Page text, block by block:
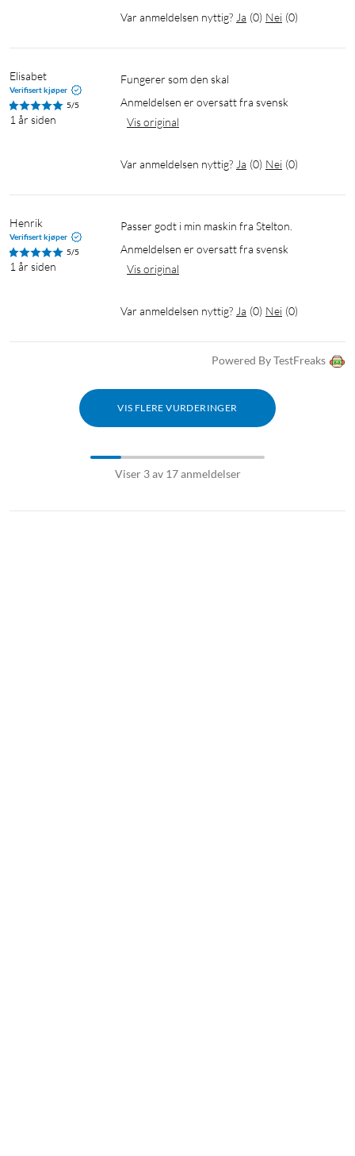
Var anmeldelsen nyttig? Ja (0) Nei (0)
Elisabet
Verifisert kjøper
5/5
1 år siden
Fungerer som den skal
Anmeldelsen er oversatt fra svensk
Vis original
Var anmeldelsen nyttig? Ja (0) Nei (0)
Henrik
Verifisert kjøper
5/5
1 år siden
Passer godt i min maskin fra Stelton.
Anmeldelsen er oversatt fra svensk
Vis original
Var anmeldelsen nyttig? Ja (0) Nei (0)
Powered By TestFreaks
VIS FLERE VURDERINGER
Viser 3 av 17 anmeldelser